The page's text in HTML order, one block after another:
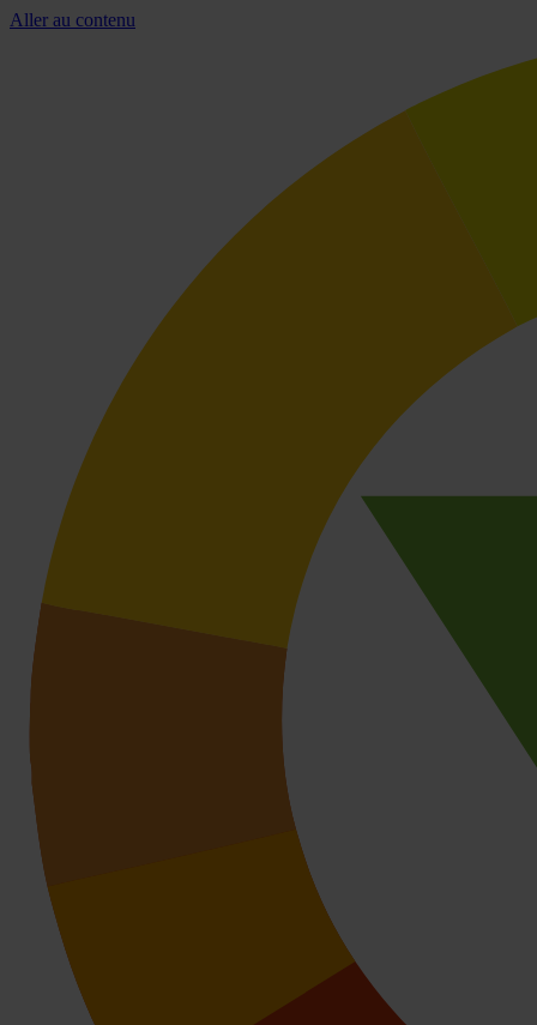
Aller au contenu